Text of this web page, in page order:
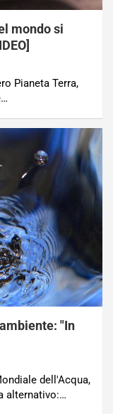
mondo si
Pianeta Terra,
"In
dell'Acqua,
alternativo:…